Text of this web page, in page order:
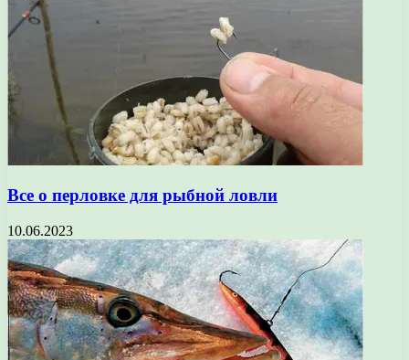
Все о перловке для рыбной ловли
10.06.2023